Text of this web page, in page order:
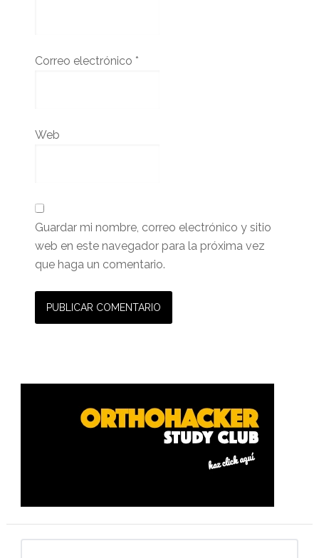
Correo electrónico *
Web
Guardar mi nombre, correo electrónico y sitio
web en este navegador para la próxima vez
que haga un comentario.
Barra
primaria